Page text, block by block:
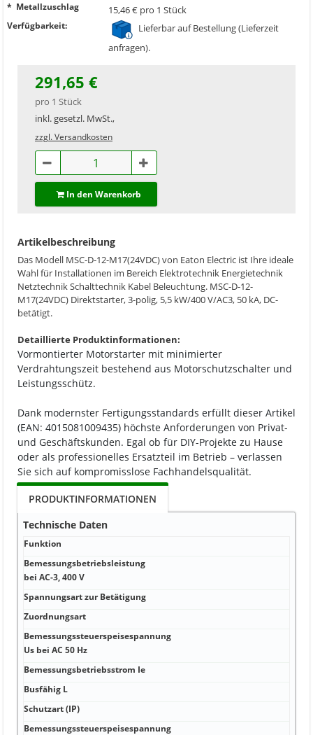
* Metallzuschlag 15,46 € pro 1 Stück
Verfügbarkeit:
Lieferbar auf Bestellung (Lieferzeit
anfragen).
291,65 €
pro 1 Stück
inkl. gesetzl. MwSt.,
zzgl. Versandkosten
In den Warenkorb
Artikelbeschreibung
Das Modell MSC-D-12-M17(24VDC) von Eaton Electric ist Ihre ideale
Wahl für Installationen im Bereich Elektrotechnik Energietechnik
Netztechnik Schalttechnik Kabel Beleuchtung. MSC-D-12-
M17(24VDC) Direktstarter, 3-polig, 5,5 kW/400 V/AC3, 50 kA, DC-
betätigt.
Detaillierte Produktinformationen:
Vormontierter Motorstarter mit minimierter
Verdrahtungszeit bestehend aus Motorschutzschalter und
Leistungsschütz.
Dank modernster Fertigungsstandards erfüllt dieser Artikel
(EAN: 4015081009435) höchste Anforderungen von Privat-
und Geschäftskunden. Egal ob für DIY-Projekte zu Hause
oder als professionelles Ersatzteil im Betrieb – verlassen
Sie sich auf kompromisslose Fachhandelsqualität.
PRODUKTINFORMATIONEN
Technische Daten
Funktion
Bemessungsbetriebsleistung
bei AC-3, 400 V
Spannungsart zur Betätigung
Zuordnungsart
Bemessungssteuerspeisespannung
Us bei AC 50 Hz
Bemessungsbetriebsstrom Ie
Busfähig L
Schutzart (IP)
Bemessungssteuerspeisespannung